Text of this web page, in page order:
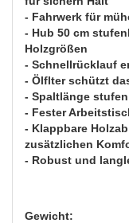
- Fahrwerk für
- Hub 50 cm
Holzgrößen
- Schnellrücklauf
- Ölflter schützt
- Spaltlänge
- Fester
- Klappbare
zusätzlichen
- Robust und
Gewicht: